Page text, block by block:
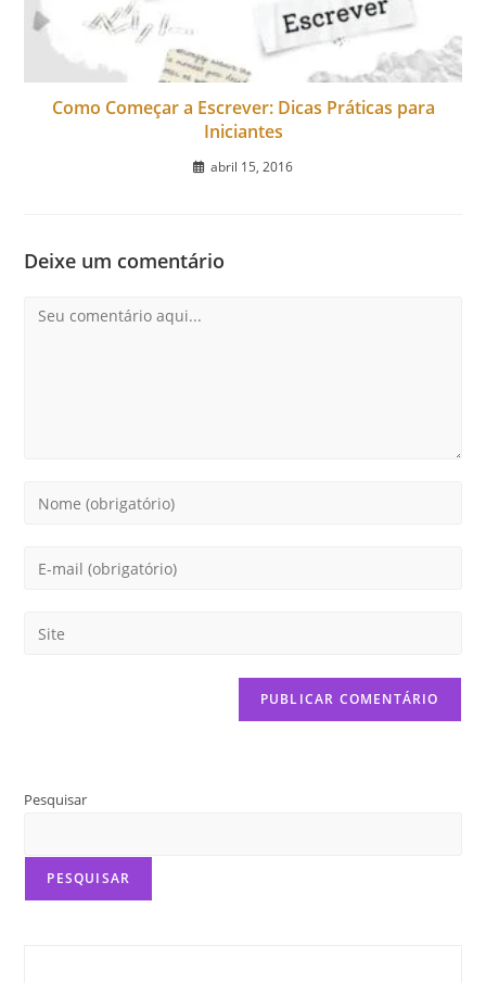
Como Começar a Escrever: Dicas Práticas para
Iniciantes
abril 15, 2016
Deixe um comentário
Pesquisar
PESQUISAR